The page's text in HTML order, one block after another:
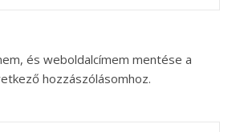
és weboldalcímem mentése a
hozzászólásomhoz.